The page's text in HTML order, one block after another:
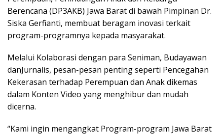
Berencana (DP3AKB) Jawa Barat di bawah Pimpinan Dr.
Siska Gerfianti, membuat beragam inovasi terkait
program-programnya kepada masyarakat.
Melalui Kolaborasi dengan para Seniman, Budayawan
danJurnalis, pesan-pesan penting seperti Pencegahan
Kekerasan terhadap Perempuan dan Anak dikemas
dalam Konten Video yang menghibur dan mudah
dicerna.
“Kami ingin mengangkat Program-program Jawa Barat